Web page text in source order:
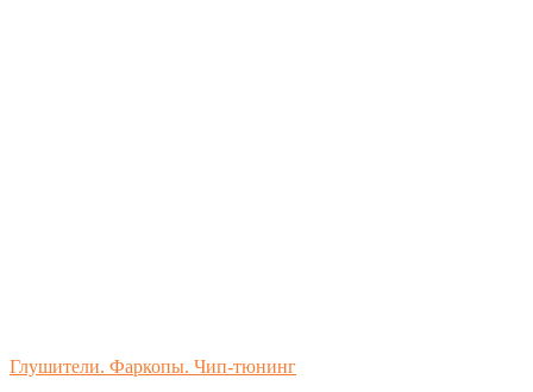
Глушители. Фаркопы. Чип-тюнинг